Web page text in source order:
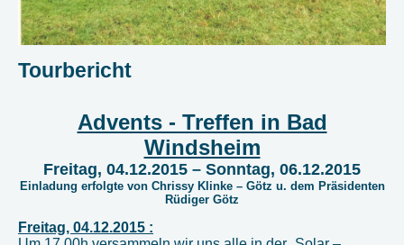
Tourbericht
Advents - Treffen in Bad
Windsheim
Freitag, 04.12.2015 – Sonntag, 06.12.2015
Einladung erfolgte von Chrissy Klinke – Götz u. dem Präsidenten
Rüdiger Götz
Freitag, 04.12.2015 :